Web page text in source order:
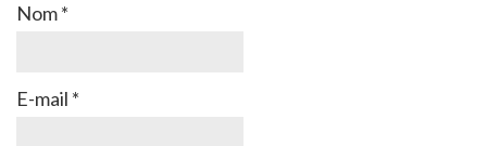
Nom*
E-mail *